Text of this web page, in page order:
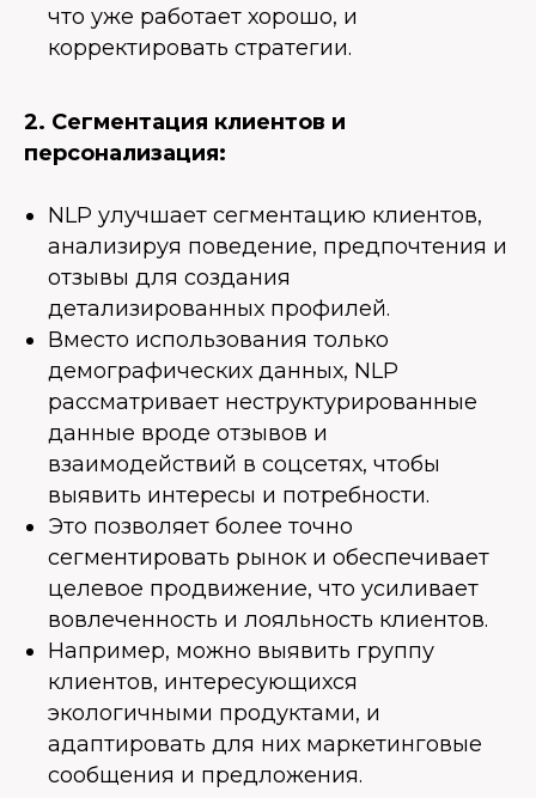
что уже работает хорошо, и
корректировать стратегии.
2. Сегментация клиентов и
персонализация:
NLP улучшает сегментацию клиентов,
анализируя поведение, предпочтения и
отзывы для создания
детализированных профилей.
Вместо использования только
демографических данных, NLP
рассматривает неструктурированные
данные вроде отзывов и
взаимодействий в соцсетях, чтобы
выявить интересы и потребности.
Это позволяет более точно
сегментировать рынок и обеспечивает
целевое продвижение, что усиливает
вовлеченность и лояльность клиентов.
Например, можно выявить группу
клиентов, интересующихся
экологичными продуктами, и
адаптировать для них маркетинговые
сообщения и предложения.